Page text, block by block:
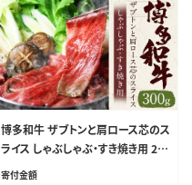
博多和牛 ザブトンと肩ロース芯のス
ライス しゃぶしゃぶ・すき焼き用 2人
前 300g 肉 牛肉 和牛
寄付金額